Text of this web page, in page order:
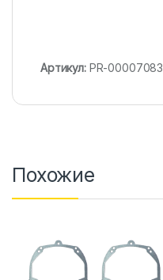
Артикул: PR-00007083
Похожие